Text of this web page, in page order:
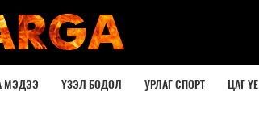
МЭДЭЭ ҮЗЭЛ БОДОЛ УРЛАГ СПОРТ ЦАГ ҮЕ